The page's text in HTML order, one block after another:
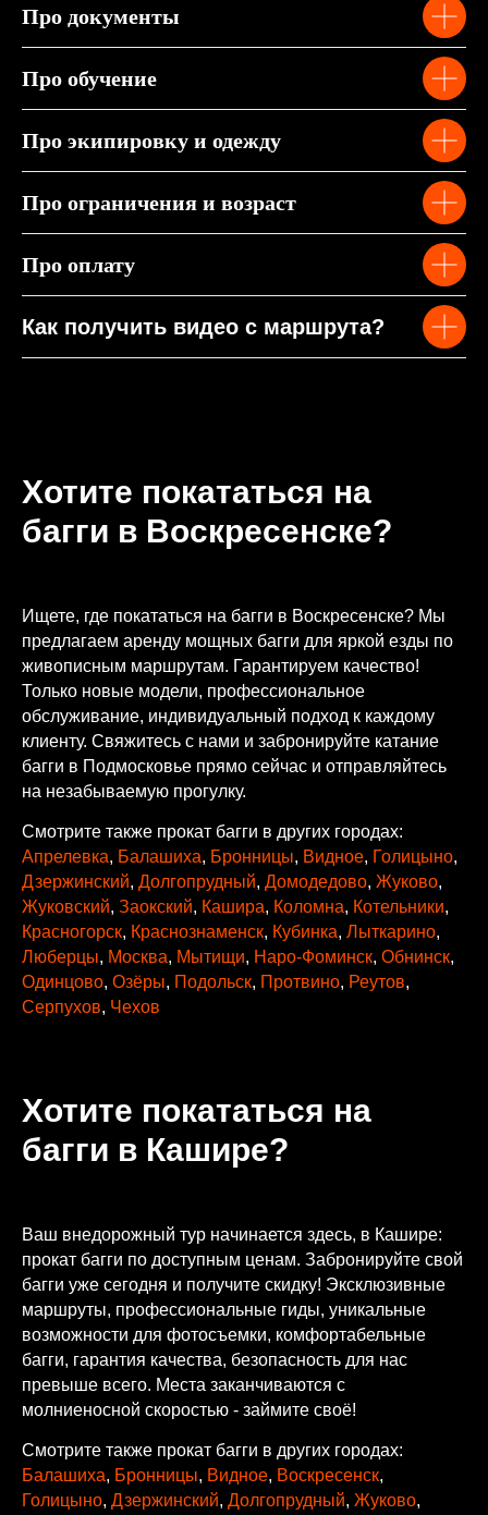
Про документы
Про обучение
Про экипировку и одежду
Про ограничения и возраст
Про оплату
Как получить видео с маршрута?
Хотите покататься на
багги в Воскресенске?
Ищете, где покататься на багги в Воскресенске? Мы
предлагаем аренду мощных багги для яркой езды по
живописным маршрутам. Гарантируем качество!
Только новые модели, профессиональное
обслуживание, индивидуальный подход к каждому
клиенту. Свяжитесь с нами и забронируйте катание
багги в Подмосковье прямо сейчас и отправляйтесь
на незабываемую прогулку.
Смотрите также прокат багги в других городах:
Апрелевка, Балашиха, Бронницы, Видное, Голицыно,
Дзержинский, Долгопрудный, Домодедово, Жуково,
Жуковский, Заокский, Кашира, Коломна, Котельники,
Красногорск, Краснознаменск, Кубинка, Лыткарино,
Люберцы, Москва, Мытищи, Наро-Фоминск, Обнинск,
Одинцово, Озёры, Подольск, Протвино, Реутов,
Серпухов, Чехов
Хотите покататься на
багги в Кашире?
Ваш внедорожный тур начинается здесь, в Кашире:
прокат багги по доступным ценам. Забронируйте свой
багги уже сегодня и получите скидку! Эксклюзивные
маршруты, профессиональные гиды, уникальные
возможности для фотосъемки, комфортабельные
багги, гарантия качества, безопасность для нас
превыше всего. Места заканчиваются с
молниеносной скоростью - займите своё!
Смотрите также прокат багги в других городах:
Балашиха, Бронницы, Видное, Воскресенск,
Голицыно, Дзержинский, Долгопрудный, Жуково,